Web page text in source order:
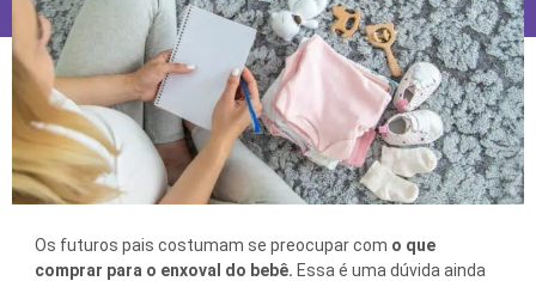
Os futuros pais costumam se preocupar com o que
comprar para o enxoval do bebê. Essa é uma dúvida ainda